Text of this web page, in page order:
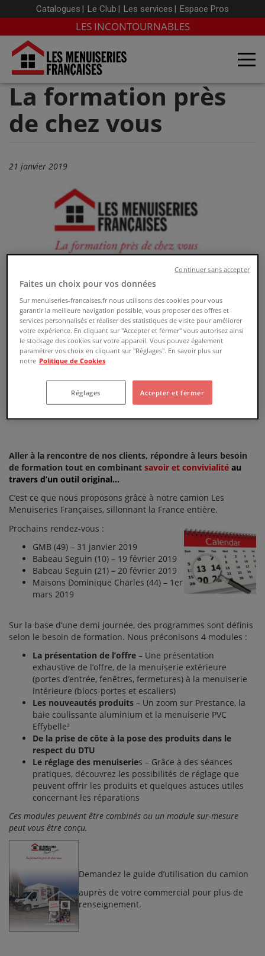
Catalogues Le Club Les services Espace Pros
LES INCONTOURNABLES
La formation près
de chez vous
21 janvier 2019
Aller à la rencontre de nos clients, répondre à leurs besoin
de formation tout en combinant savoir et convivialité au
travers d’un outil original…
C’est ce que nous proposons grâce à notre camion Les
Menuiseries Françaises, sillonnant la France entière.
Prochains rendez-vous :
GMB (49) – 31 janvier 2019
Babeau Seguin (10) – 19 février 2019
Babeau Seguin (21) – 20 février 2019
Maisons Dominique Charles (44) – 1er
mars 2019
Sur la base d’une demi journée, des programmes sont définis
selon le besoin de formation. Nous préconisons 4 modules :
La présentation de l’offre – Une présentation
exhaustive de l’offre, de la menuiserie extérieure
(portes d’entrée, fenêtres, fermetures) à la menuiserie
intérieure (blocs-portes et escaliers)
Les nouveautés produits – Un zoom sur Prestance, la
baie coulissante aluminium et la menuiserie PVC
Effybelle²
De la prise de côte à la pose des produits dans le
respect du DTU
Le réglage des menuiseries – Grâce à des séances
pratiques, découvrez les possibilités de réglage que
peuvent offrir les produits et quelques astuces utiles
concernant les réparations
Ces modules peuvent être combinés ou un module sur-mesure
peut vous être conçu.
Demandez le guide d’utilisation du camion
auprès de votre commercial pour plus de
renseignement.
Faites un choix pour vos données
Sur menuiseries-francaises.fr nous utilisons des cookies pour vous
garantir la meilleure navigation possible, vous proposer des offres et
services personnalisés et réaliser des statistiques de visite pour améliorer
votre expérience. En cliquant sur "Accepter et fermer" vous autorisez ainsi
le stockage des cookies sur votre appareil. Vous pouvez également
paramétrer vos choix en cliquant sur "Réglages". En savoir plus sur
notre Politique de Cookies
Accepter et fermer
Réglages
Continuer sans accepter